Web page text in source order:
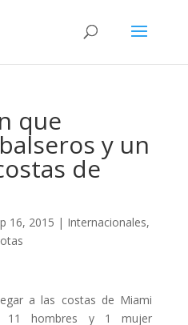
que
y un
de
16, 2015 | Internacionales,
a las costas de Miami
11 hombres y 1 mujer